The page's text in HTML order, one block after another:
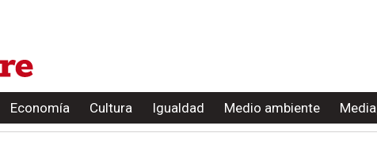
Economía Cultura Igualdad Medio ambiente